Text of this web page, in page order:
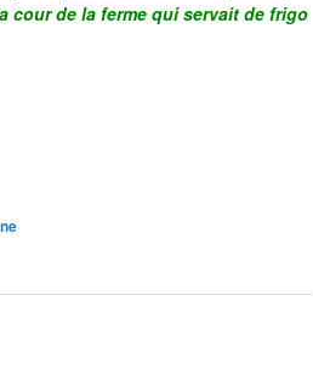
cour de la ferme qui servait de frigo